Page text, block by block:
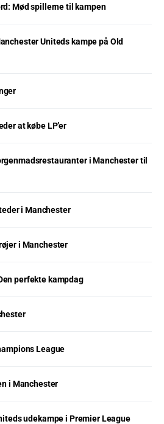
Mød spillerne til kampen
Uniteds kampe på Old
at købe LP’er
i Manchester til
i Manchester
i Manchester
perfekte kampdag
League
i Manchester
udekampe i Premier League